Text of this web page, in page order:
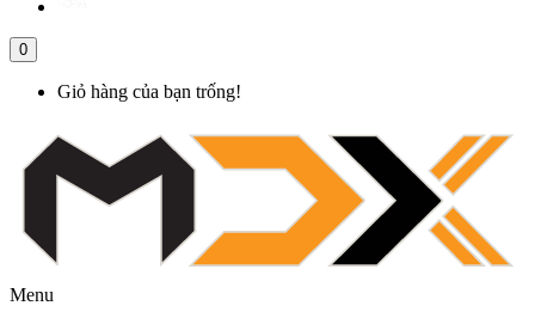
0
Giỏ hàng của bạn trống!
Menu